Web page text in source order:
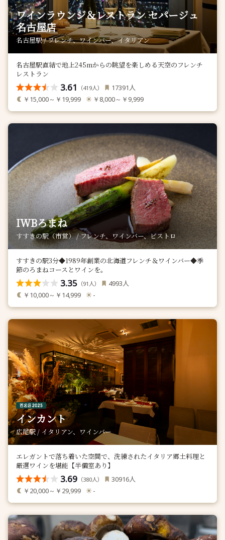
ワインラウンジ＆レストラン セパージュ
名古屋店
名古屋駅 / フレンチ、ワインバー、イタリアン
名古屋駅直結で地上245mからの眺望を楽しめる天空のフレンチ
レストラン
3.61 （419人） 17391 人
￥15,000～￥19,999 ￥8,000～￥9,999
IWBろまね
すすきの駅（市営） / フレンチ、ワインバー、ビストロ
すすきの駅3分◆1989年創業の北海道フレンチ＆ワインバー◆季
節のろまねコースとワインを。
3.35 （91 人） 4993人
￥10,000～￥14,999 -
インカント
広尾駅 / イタリアン、ワインバー
エレガントで落ち着いた空間で、洗練されたイタリア郷土料理と
厳選ワインを堪能【半個室あり】
3.69 （380人） 30916人
￥20,000～￥29,999 -